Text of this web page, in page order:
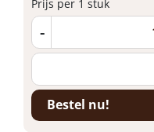
Prijs per 1 stuk
-
Bestel nu!